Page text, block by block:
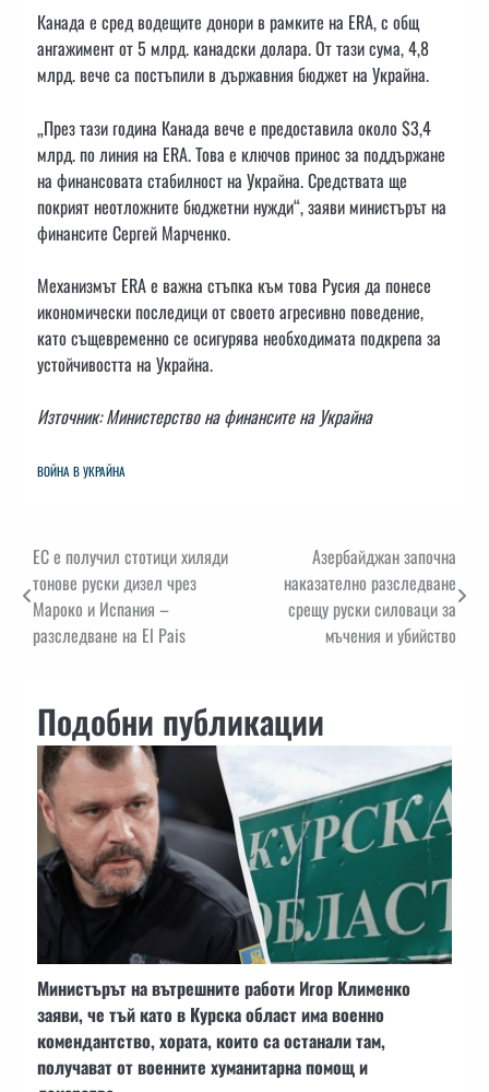
Канада е сред водещите донори в рамките на ERA, с общ
ангажимент от 5 млрд. канадски долара. От тази сума, 4,8
млрд. вече са постъпили в държавния бюджет на Украйна.
„През тази година Канада вече е предоставила около $3,4
млрд. по линия на ERA. Това е ключов принос за поддържане
на финансовата стабилност на Украйна. Средствата ще
покрият неотложните бюджетни нужди“, заяви министърът на
финансите Сергей Марченко.
Механизмът ERA е важна стъпка към това Русия да понесе
икономически последици от своето агресивно поведение,
като същевременно се осигурява необходимата подкрепа за
устойчивостта на Украйна.
Източник: Министерство на финансите на Украйна
ВОЙНА В УКРАЙНА
Навигация
ЕС е получил стотици хиляди
тонове руски дизел чрез
Мароко и Испания –
разследване на El Pais
Азербайджан започна
наказателно разследване
срещу руски силоваци за
мъчения и убийство
Подобни публикации
Министърът на вътрешните работи Игор Клименко
заяви, че тъй като в Курска област има военно
комендантство, хората, които са останали там,
получават от военните хуманитарна помощ и